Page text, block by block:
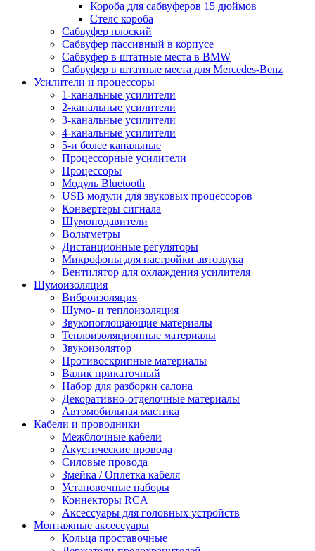
Короба для сабвуферов 15 дюймов
Стелс короба
Cабвуфер плоский
Сабвуфер пассивный в корпусе
Сабвуфер в штатные места в BMW
Сабвуфер в штатные места для Mercedes-Benz
Усилители и процессоры
1-канальные усилители
2-канальные усилители
3-канальные усилители
4-канальные усилители
5-и более канальные
Процессорные усилители
Процессоры
Модуль Bluetooth
USB модули для звуковых процессоров
Конвертеры сигнала
Шумоподавители
Вольтметры
Дистанционные регуляторы
Микрофоны для настройки автозвука
Вентилятор для охлаждения усилителя
Шумоизоляция
Виброизоляция
Шумо- и теплоизоляция
Звукопоглощающие материалы
Теплоизоляционные материалы
Звукоизолятор
Противоскрипные материалы
Валик прикаточный
Набор для разборки салона
Декоративно-отделочные материалы
Автомобильная мастика
Кабели и проводники
Межблочные кабели
Акустические провода
Силовые провода
Змейка / Оплетка кабеля
Установочные наборы
Коннекторы RCA
Аксессуары для головных устройств
Монтажные аксессуары
Кольца проставочные